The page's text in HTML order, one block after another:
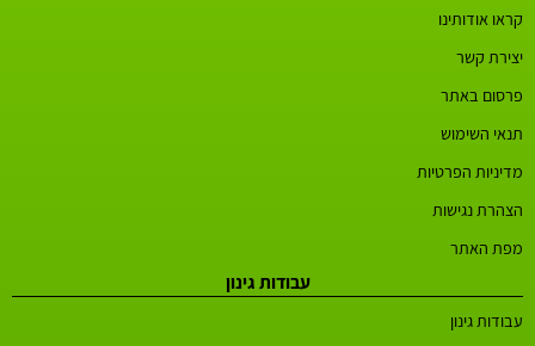
קראו אודותינו
יצירת קשר
פרסום באתר
תנאי השימוש
מדיניות הפרטיות
הצהרת נגישות
מפת האתר
עבודות גינון
עבודות גינון